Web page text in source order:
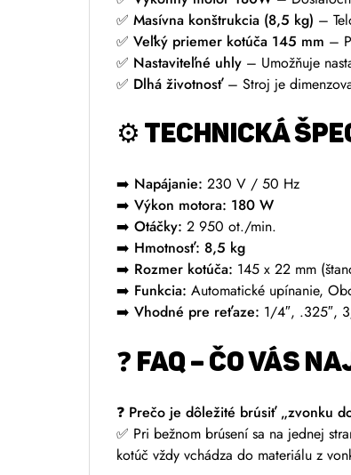
✅ Masívna konštrukcia (8,5 kg) –
✅ Veľký priemer kotúča 145 mm –
✅ Nastaviteľné uhly – Umožňuje
✅ Dlhá životnosť– Stroj je
⚙️ TECHNICKÁ
➡️ Napájanie: 230 V / 50 Hz
➡️ Výkon motora: 180 W
➡️ Otáčky: 2 950 ot./min.
➡️ Hmotnosť: 8,5 kg
➡️ Rozmer kotúča: 145 x 22 mm
➡️ Funkcia: Automatické upínanie,
➡️ Vhodné pre reťaze: 1/4″, .325″,
❓ FAQ – ČO VÁS
❓ Prečo je dôležité brúsiť „zvonku
✅ Pri bežnom brúsení sa na jednej
kotúč vždy vchádza do materiálu z